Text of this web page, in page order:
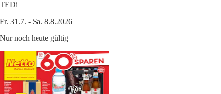
TEDi
Fr. 31.7. - Sa. 8.8.2026
Nur noch heute gültig